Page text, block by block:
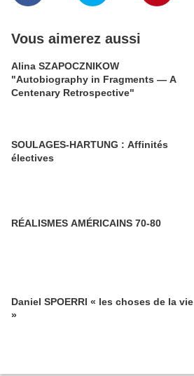
Vous aimerez aussi
Alina SZAPOCZNIKOW
"Autobiography in Fragments — A
Centenary Retrospective"
SOULAGES-HARTUNG : Affinités
électives
RÉALISMES AMÉRICAINS 70-80
Daniel SPOERRI « les choses de la vie
»